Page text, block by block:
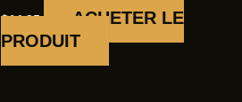
$14.95
ACHETER LE
PRODUIT